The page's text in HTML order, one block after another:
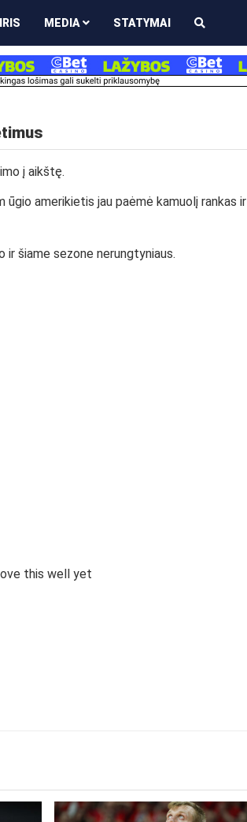
MEDIA STATYMAI
į aikštę.
amerikietis jau paėmė kamuolį rankas ir
šiame sezone nerungtyniaus.
this well yet